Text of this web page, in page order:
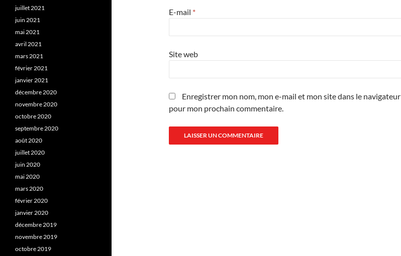
E-mail *
Site web
Enregistrer mon nom, mon e-mail et mon site dans le navigateur
pour mon prochain commentaire.
juillet 2021
juin 2021
mai 2021
avril 2021
mars 2021
février 2021
janvier 2021
décembre 2020
novembre 2020
octobre 2020
septembre 2020
août 2020
juillet 2020
juin 2020
mai 2020
mars 2020
février 2020
janvier 2020
décembre 2019
novembre 2019
octobre 2019